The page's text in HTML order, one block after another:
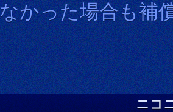
かった場合も補